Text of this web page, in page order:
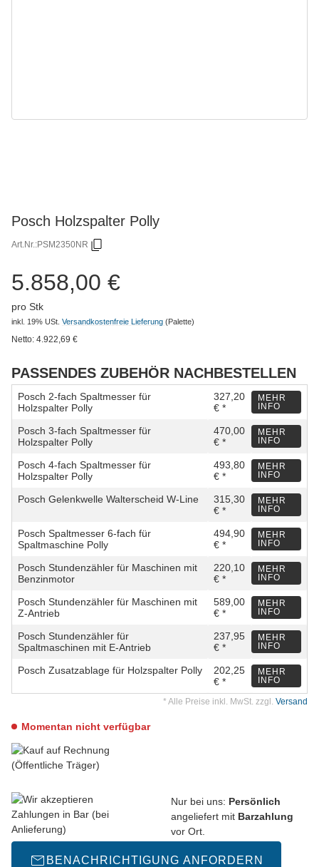
Posch Holzspalter Polly
Art.Nr.:PSM2350NR
5.858,00 €
pro Stk
inkl. 19% USt. Versandkostenfreie Lieferung (Palette)
Netto: 4.922,69 €
PASSENDES ZUBEHÖR NACHBESTELLEN
Posch 2-fach Spaltmesser für
Holzspalter Polly
327,20
€ *
MEHR
INFO
Posch 3-fach Spaltmesser für
Holzspalter Polly
470,00
€ *
MEHR
INFO
Posch 4-fach Spaltmesser für
Holzspalter Polly
493,80
€ *
MEHR
INFO
Posch Gelenkwelle Walterscheid W-Line
315,30
€ *
MEHR
INFO
Posch Spaltmesser 6-fach für
Spaltmaschine Polly
494,90
€ *
MEHR
INFO
Posch Stundenzähler für Maschinen mit
Benzinmotor
220,10
€ *
MEHR
INFO
Posch Stundenzähler für Maschinen mit
Z-Antrieb
589,00
€ *
MEHR
INFO
Posch Stundenzähler für
Spaltmaschinen mit E-Antrieb
237,95
€ *
MEHR
INFO
Posch Zusatzablage für Holzspalter Polly
202,25
€ *
MEHR
INFO
* Alle Preise inkl. MwSt. zzgl. Versand
Momentan nicht verfügbar
Nur bei uns: Persönlich
angeliefert mit Barzahlung
vor Ort.
BENACHRICHTIGUNG ANFORDERN